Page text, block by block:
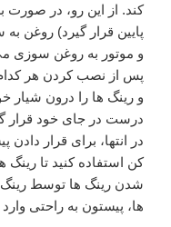
کند. از این رو، در
پایین قرار گیرد) روغن
و موتور به روغن سوزی
پس از نصب کردن هر کدام
و رینگ ها را درون شیار
درست در جای خود قرار
در انتها، برای قرار
کن استفاده کنید تا رینگ
شدن رینگ ها توسط
ها، پیستون به راحتی